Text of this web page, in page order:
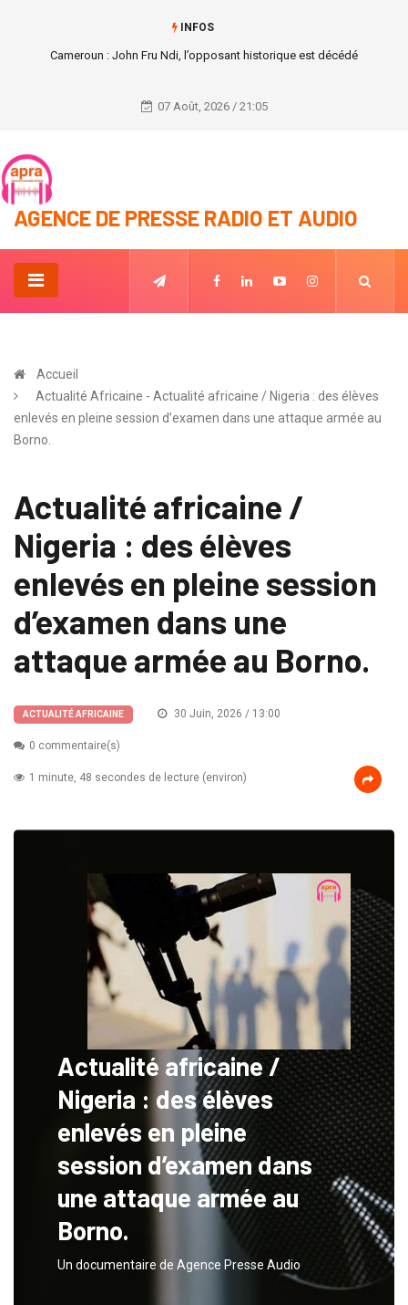
INFOS
Etats Unis : sante : Le président américain Joe Biden positif au Covid-19.
07 Août, 2026 / 21:05
AGENCE DE PRESSE RADIO ET AUDIO
Accueil
Actualité Africaine - Actualité africaine / Nigeria : des élèves
enlevés en pleine session d’examen dans une attaque armée au
Borno.
Actualité africaine /
Nigeria : des élèves
enlevés en pleine session
d’examen dans une
attaque armée au Borno.
ACTUALITÉ AFRICAINE 30 Juin, 2026 / 13:00
0 commentaire(s)
1 minute, 48 secondes de lecture (environ)
Actualité africaine /
Nigeria : des élèves
enlevés en pleine
session d’examen dans
une attaque armée au
Borno.
Un documentaire de Agence Presse Audio